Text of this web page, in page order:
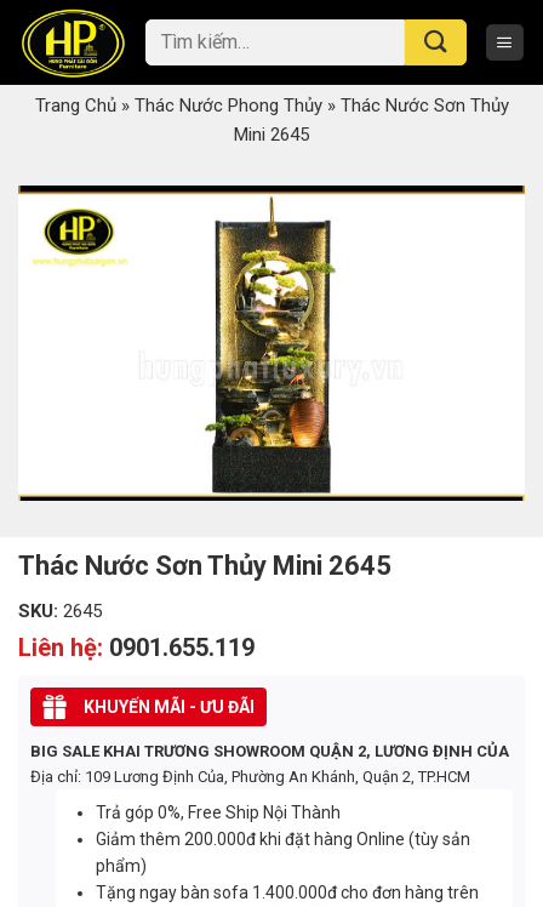
content
Tìm
kiếm:
Trang Chủ» Thác Nước Phong Thủy» Thác Nước Sơn Thủy
Mini 2645
Thác Nước Sơn Thủy Mini 2645
SKU: 2645
Liên hệ: 0901.655.119
KHUYẾN MÃI - ƯU ĐÃI
BIG SALE KHAI TRƯƠNG SHOWROOM QUẬN 2, LƯƠNG ĐỊNH CỦA
Địa chỉ: 109 Lương Định Của, Phường An Khánh, Quận 2, TP.HCM
Trả góp 0%, Free Ship Nội Thành
Giảm thêm 200.000đ khi đặt hàng Online (tùy sản
phẩm)
Tặng ngay bàn sofa 1.400.000đ cho đơn hàng trên